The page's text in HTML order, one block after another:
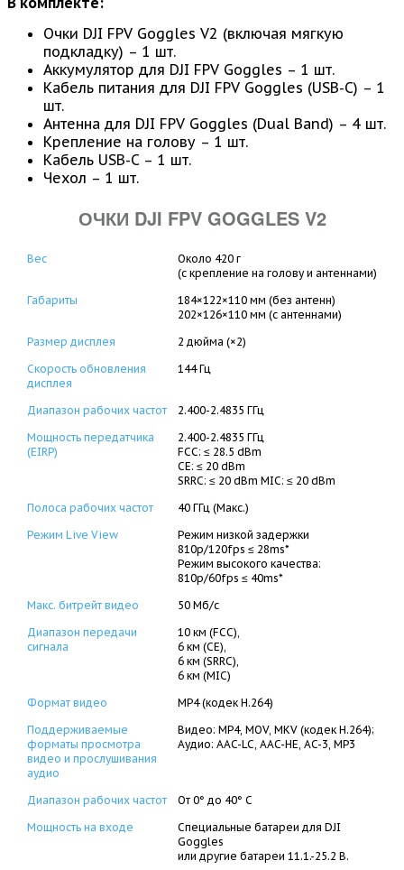
Очки DJI FPV Goggles V2 (включая мягкую
подкладку) – 1 шт.
Аккумулятор для DJI FPV Goggles – 1 шт.
Кабель питания для DJI FPV Goggles (USB-C) – 1
шт.
Антенна для DJI FPV Goggles (Dual Band) – 4 шт.
Крепление на голову – 1 шт.
Кабель USB-C – 1 шт.
Чехол – 1 шт.
ОЧКИ DJI FPV GOGGLES V2
Вес
Около 420 г
(с крепление на голову и антеннами)
Габариты
184×122×110 мм (без антенн)
202×126×110 мм (с антеннами)
Размер дисплея
2 дюйма (×2)
Скорость обновления
дисплея
144 Гц
Диапазон рабочих частот
2.400-2.4835 ГГц
Мощность передатчика
(EIRP)
2.400-2.4835 ГГц
FCC: ≤ 28.5 dBm
CE: ≤ 20 dBm
SRRC: ≤ 20 dBm MIC: ≤ 20 dBm
Полоса рабочих частот
40 ГГц (Макс.)
Режим Live View
Режим низкой задержки
810p/120fps ≤ 28ms*
Режим высокого качества:
810p/60fps ≤ 40ms*
Макс. битрейт видео
50 Мб/с
Диапазон передачи
сигнала
10 км (FCC),
6 км (CE),
6 км (SRRC),
6 км (MIC)
Формат видео
MP4 (кодек H.264)
Поддерживаемые
форматы просмотра
видео и прослушивания
аудио
Видео: MP4, MOV, MKV (кодек H.264);
Аудио: AAC-LC, AAC-HE, AC-3, MP3
Диапазон рабочих частот
От 0° до 40° C
Мощность на входе
Специальные батареи для DJI
Goggles
или другие батареи 11.1.-25.2 В.